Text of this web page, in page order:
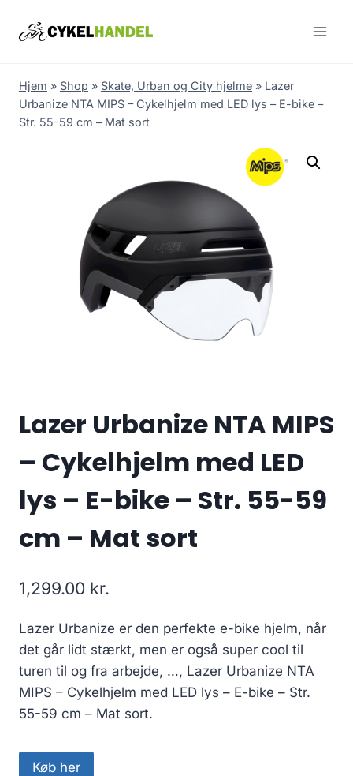
Hjem » Shop » Skate, Urban og City hjelme » Lazer
Urbanize NTA MIPS – Cykelhjelm med LED lys – E-bike –
Str. 55-59 cm – Mat sort
Lazer Urbanize NTA MIPS
– Cykelhjelm med LED
lys – E-bike – Str. 55-59
cm – Mat sort
1,299.00 kr.
Lazer Urbanize er den perfekte e-bike hjelm, når
det går lidt stærkt, men er også super cool til
turen til og fra arbejde, …, Lazer Urbanize NTA
MIPS – Cykelhjelm med LED lys – E-bike – Str.
55-59 cm – Mat sort.
Køb her